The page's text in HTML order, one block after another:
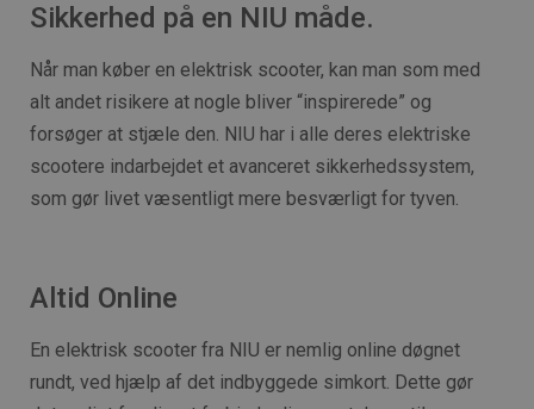
Sikkerhed på en NIU måde.
Når man køber en elektrisk scooter, kan man som med
alt andet risikere at nogle bliver “inspirerede” og
forsøger at stjæle den. NIU har i alle deres elektriske
scootere indarbejdet et avanceret sikkerhedssystem,
som gør livet væsentligt mere besværligt for tyven.
Altid Online
En elektrisk scooter fra NIU er nemlig online døgnet
rundt, ved hjælp af det indbyggede simkort. Dette gør